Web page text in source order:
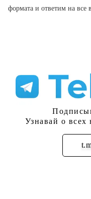
формата и ответим на все
Узнавай о всех